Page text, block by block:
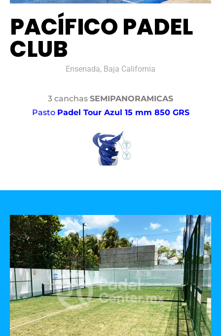
PACÍFICO PADEL
CLUB
Ensenada, Baja California
3 canchas SEMIPANORAMICAS
Pasto Padel Tour Azul 15 mm 850 GRS